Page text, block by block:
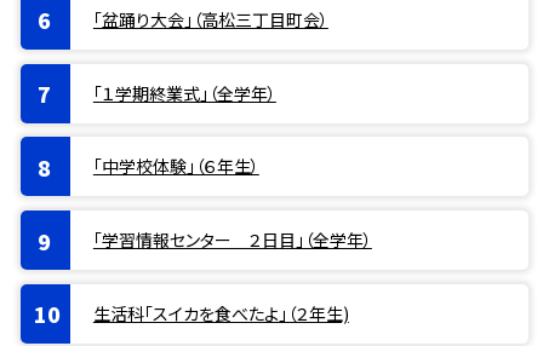
「盆踊り大会」（高松三丁目町会）
「１学期終業式」（全学年）
「中学校体験」（６年生）
「学習情報センター ２日目」（全学年）
生活科「スイカを食べたよ」（２年生)